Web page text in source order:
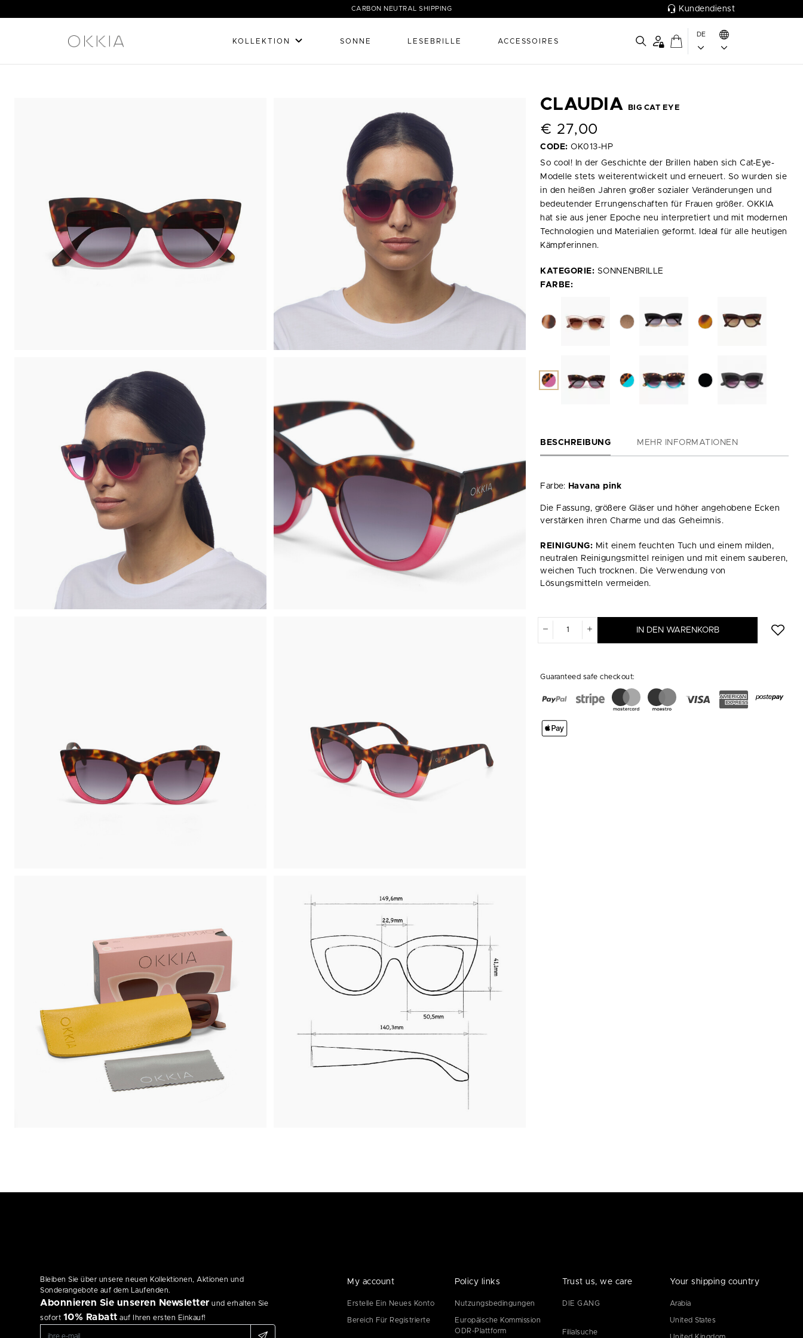
CARBON NEUTRAL SHIPPING Kundendienst
KOLLEKTION SONNE LESEBRILLE ACCESSOIRES
DE
CLAUDIA BIG CAT EYE
€ 27,00
CODE: OK013-HP
So cool! In der Geschichte der Brillen haben sich Cat-Eye-
Modelle stets weiterentwickelt und erneuert. So wurden sie
in den heißen Jahren großer sozialer Veränderungen und
bedeutender Errungenschaften für Frauen größer. OKKIA
hat sie aus jener Epoche neu interpretiert und mit modernen
Technologien und Materialien geformt. Ideal für alle heutigen
Kämpferinnen.
KATEGORIE: SONNENBRILLE
FARBE:
BESCHREIBUNG MEHR INFORMATIONEN
Farbe: Havana pink
Die Fassung, größere Gläser und höher angehobene Ecken
verstärken ihren Charme und das Geheimnis.
REINIGUNG: Mit einem feuchten Tuch und einem milden,
neutralen Reinigungsmittel reinigen und mit einem sauberen,
weichen Tuch trocknen. Die Verwendung von
Lösungsmitteln vermeiden.
IN DEN WARENKORB
Guaranteed safe checkout:
Bleiben Sie über unsere neuen Kollektionen, Aktionen und
Sonderangebote auf dem Laufenden.
Abonnieren Sie unseren Newsletter und erhalten Sie
sofort 10% Rabatt auf Ihren ersten Einkauf!
My account
Erstelle Ein Neues Konto
Bereich Für Registrierte
Policy links
Nutzungsbedingungen
Europäische Kommission
ODR-Plattform
Trust us, we care
DIE GANG
Filialsuche
Your shipping country
Arabia
United States